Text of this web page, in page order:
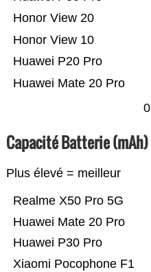
Huawei Mate 20 Pro
Huawei P20 Pro
Honor View 10
Honor View 20
0
Capacité Batterie (mAh)
Plus élevé = meilleur
Xiaomi Pocophone F1
Huawei P30 Pro
Huawei Mate 20 Pro
Realme X50 Pro 5G